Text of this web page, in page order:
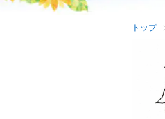
トップ